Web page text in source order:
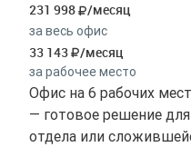
231 998 /месяц
за весь офис
33 143 /месяц
за рабочее место
Офис на 6 рабочих
— готовое решение
отдела или